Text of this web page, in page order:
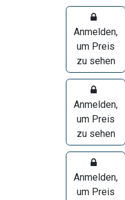
Anmelden,
um Preis
zu sehen
Anmelden,
um Preis
zu sehen
Anmelden,
um Preis